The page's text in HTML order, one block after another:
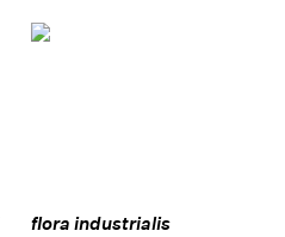
flora industrialis